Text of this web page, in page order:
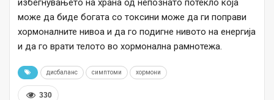
избегнувањето на храна од непознато потекло која
може да биде богата со токсини може да ги поправи
хормоналните нивоа и да го подигне нивото на енергија
и да го врати телото во хормонална рамнотежа.
дисбаланс симптоми хормони
330